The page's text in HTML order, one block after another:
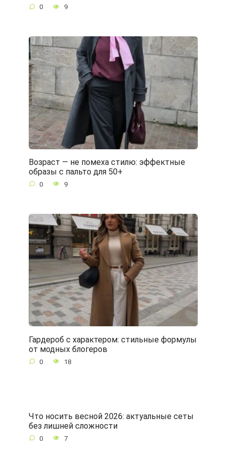
0 9
Возраст — не помеха стилю: эффектные
образы с пальто для 50+
0 9
Гардероб с характером: стильные формулы
от модных блогеров
0 18
Что носить весной 2026: актуальные сеты
без лишней сложности
0 7